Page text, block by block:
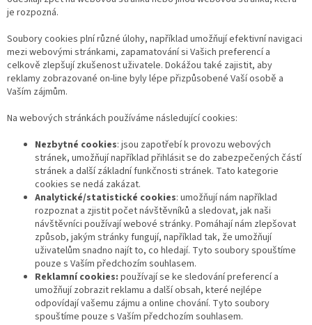
je rozpozná.
Soubory cookies plní různé úlohy, například umožňují efektivní navigaci
mezi webovými stránkami, zapamatování si Vašich preferencí a
celkově zlepšují zkušenost uživatele. Dokážou také zajistit, aby
reklamy zobrazované on-line byly lépe přizpůsobené Vaší osobě a
Vaším zájmům.
Na webových stránkách používáme následující cookies:
Nezbytné cookies: jsou zapotřebí k provozu webových
stránek, umožňují například přihlásit se do zabezpečených částí
stránek a další základní funkčnosti stránek. Tato kategorie
cookies se nedá zakázat.
Analytické/statistické cookies: umožňují nám například
rozpoznat a zjistit počet návštěvníků a sledovat, jak naši
návštěvníci používají webové stránky. Pomáhají nám zlepšovat
způsob, jakým stránky fungují, například tak, že umožňují
uživatelům snadno najít to, co hledají. Tyto soubory spouštíme
pouze s Vaším předchozím souhlasem.
Reklamní cookies: používají se ke sledování preferencí a
umožňují zobrazit reklamu a další obsah, které nejlépe
odpovídají vašemu zájmu a online chování. Tyto soubory
spouštíme pouze s Vaším předchozím souhlasem.